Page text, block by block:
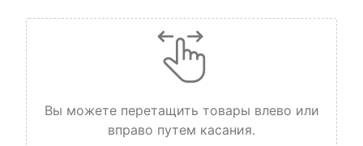
Вы можете перетащить товары влево или
вправо путем касания.